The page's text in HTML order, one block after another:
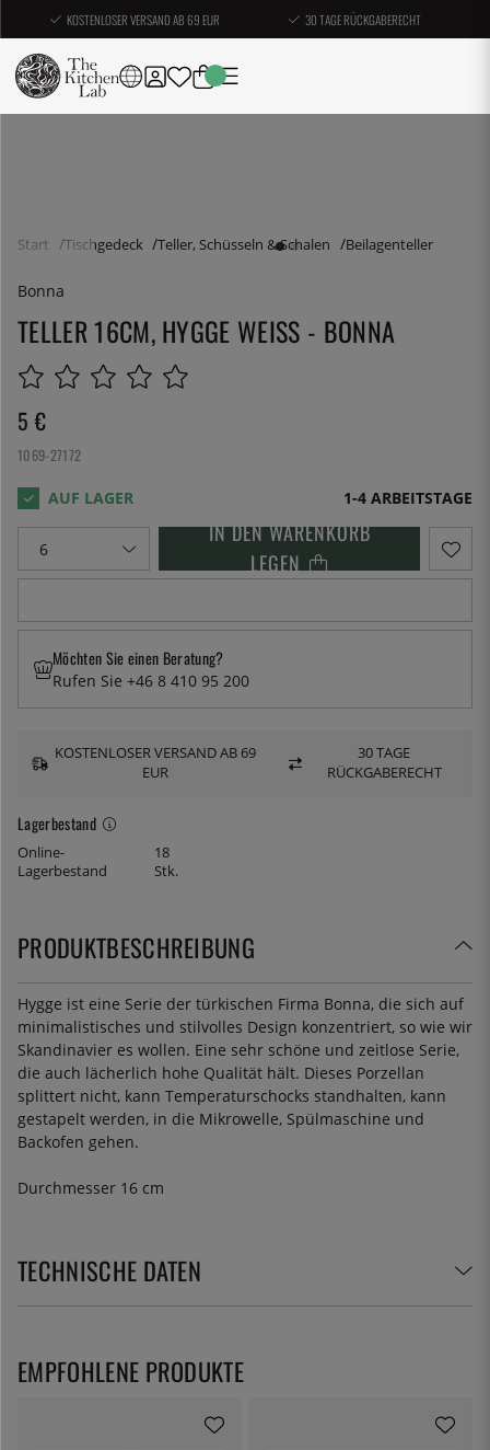
KOSTENLOSER VERSAND AB 69 EUR 30 TAGE RÜCKGABERECHT
Start Tischgedeck Teller, Schüsseln & Schalen Beilagenteller
Bonna
TELLER 16CM, HYGGE WEISS - BONNA
5 €
1069-27172
1-4 ARBEITSTAGE
IN DEN WARENKORB
LEGEN
Lagerbestand
Online-
Lagerbestand
18
Stk.
Möchten Sie einen Beratung?
Rufen Sie +46 8 410 95 200
KOSTENLOSER VERSAND AB 69
EUR
30 TAGE
RÜCKGABERECHT
PRODUKTBESCHREIBUNG
Hygge ist eine Serie der türkischen Firma Bonna, die sich auf
minimalistisches und stilvolles Design konzentriert, so wie wir
Skandinavier es wollen. Eine sehr schöne und zeitlose Serie,
die auch lächerlich hohe Qualität hält. Dieses Porzellan
splittert nicht, kann Temperaturschocks standhalten, kann
gestapelt werden, in die Mikrowelle, Spülmaschine und
Backofen gehen.
Durchmesser 16 cm
TECHNISCHE DATEN
EMPFOHLENE PRODUKTE